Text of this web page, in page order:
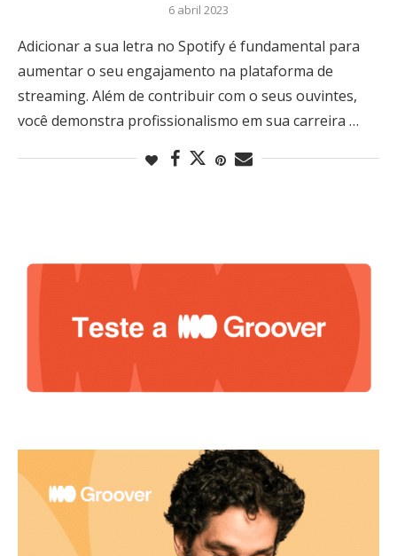
6 abril 2023
Adicionar a sua letra no Spotify é fundamental para
aumentar o seu engajamento na plataforma de
streaming. Além de contribuir com o seus ouvintes,
você demonstra profissionalismo em sua carreira …